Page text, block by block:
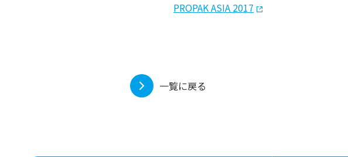
PROPAK ASIA 2017
一覧に戻る